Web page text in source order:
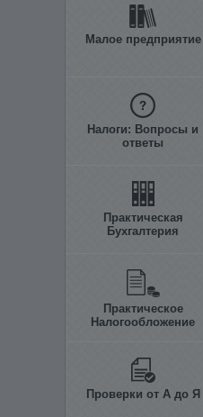
Малое предприятие
Налоги: Вопросы и
ответы
Практическая
Бухгалтерия
Практическое
Налогообложение
Проверки от А до Я